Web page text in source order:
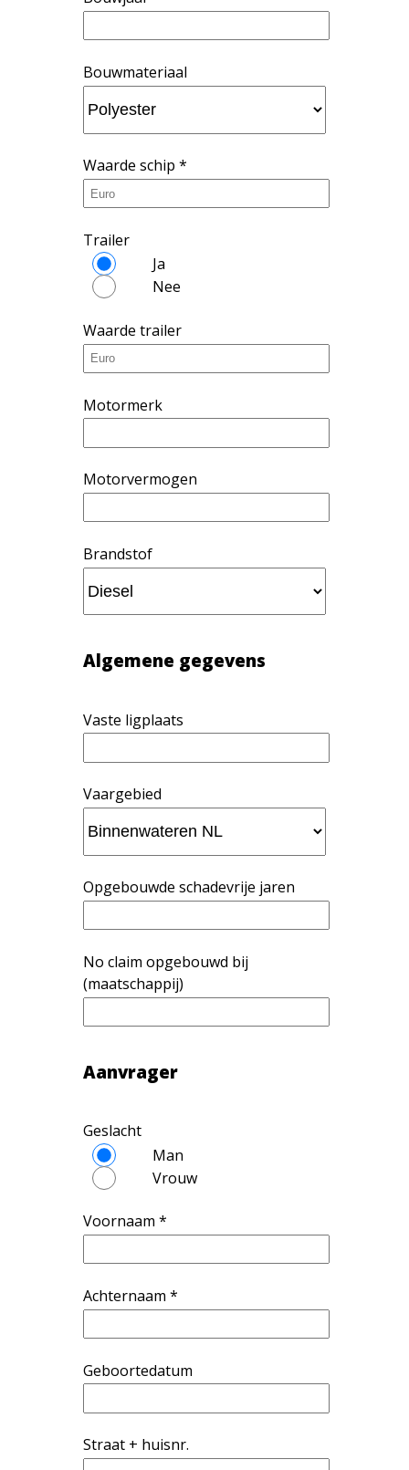
Bouwmateriaal
Waarde schip *
Trailer
Ja
Nee
Waarde trailer
Motormerk
Motorvermogen
Brandstof
Algemene gegevens
Vaste ligplaats
Vaargebied
Opgebouwde schadevrije jaren
No claim opgebouwd bij
(maatschappij)
Aanvrager
Geslacht
Man
Vrouw
Voornaam *
Achternaam *
Geboortedatum
Straat + huisnr.